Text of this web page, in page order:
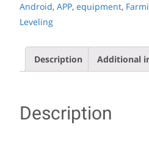
Android, APP, equipment,
Leveling
Description Additional
Description